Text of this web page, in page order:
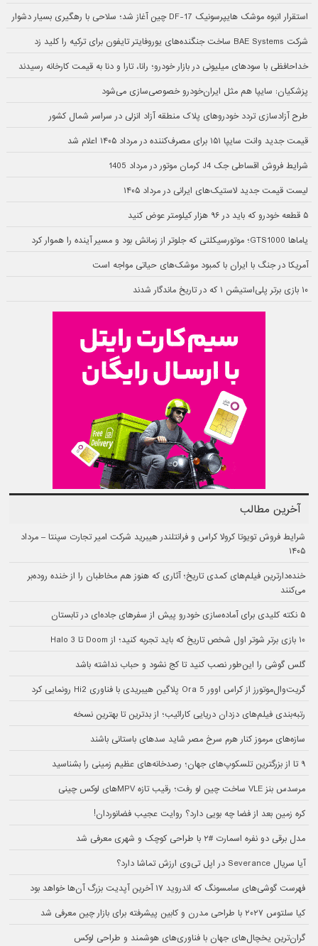
استقرار انبوه موشک هایپرسونیک DF-17 چین آغاز شد؛ سلاحی با رهگیری بسیار دشوار
شرکت BAE Systems ساخت جنگنده‌های یوروفایتر تایفون برای ترکیه را کلید زد
خداحافظی با سودهای میلیونی در بازار خودرو؛ رانا، تارا و دنا به قیمت کارخانه رسیدند
پزشکیان: سایپا هم مثل ایران‌خودرو خصوصی‌سازی می‌شود
طرح آزادسازی تردد خودروهای پلاک منطقه آزاد انزلی در سراسر شمال کشور
قیمت جدید وانت سایپا ۱۵۱ برای مصرف‌کننده در مرداد ۱۴۰۵ اعلام شد
شرایط فروش اقساطی جک J4 کرمان موتور در مرداد 1405
لیست قیمت جدید لاستیک‌های ایرانی در مرداد ۱۴۰۵
۵ قطعه خودرو که باید در ۹۶ هزار کیلومتر عوض کنید
یاماها GTS1000؛ موتورسیکلتی که جلوتر از زمانش بود و مسیر آینده را هموار کرد
آمریکا در جنگ با ایران با کمبود موشک‌های حیاتی مواجه است
۱۰ بازی برتر پلی‌استیشن ۱ که در تاریخ ماندگار شدند
آخرین مطالب
شرایط فروش تویوتا کرولا کراس و فرانتلندر هیبرید شرکت امیر تجارت سپنتا – مرداد
۱۴۰۵
خنده‌دارترین فیلم‌های کمدی تاریخ؛ آثاری که هنوز هم مخاطبان را از خنده روده‌بر
می‌کنند
۵ نکته کلیدی برای آماده‌سازی خودرو پیش از سفرهای جاده‌ای در تابستان
۱۰ بازی برتر شوتر اول شخص تاریخ که باید تجربه کنید؛ از Doom تا Halo 3
گلس گوشی را این‌طور نصب کنید تا کج نشود و حباب نداشته باشد
گریت‌وال‌موتورز از کراس اوور Ora 5 پلاگین هیبریدی با فناوری Hi2 رونمایی کرد
رتبه‌بندی فیلم‌های دزدان دریایی کارائیب؛ از بدترین تا بهترین نسخه
سازه‌های مرموز کنار هرم سرخ مصر شاید سدهای باستانی باشند
۹ تا از بزرگترین تلسکوپ‌های جهان؛ رصدخانه‌های عظیم زمینی را بشناسید
مرسدس بنز VLE ساخت چین لو رفت؛ رقیب تازه MPVهای لوکس چینی
کره زمین بعد از فضا چه بویی دارد؟ روایت عجیب فضانوردان!
مدل برقی دو نفره اسمارت #۲ با طراحی کوچک و شهری معرفی شد
آیا سریال Severance در اپل تی‌وی ارزش تماشا دارد؟
فهرست گوشی‌های سامسونگ که اندروید ۱۷ آخرین آپدیت بزرگ آن‌ها خواهد بود
کیا سلتوس ۲۰۲۷ با طراحی مدرن و کابین پیشرفته برای بازار چین معرفی شد
گران‌ترین یخچال‌های جهان با فناوری‌های هوشمند و طراحی لوکس